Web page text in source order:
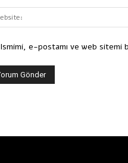
Ismimi, e-postamı ve web sitemi